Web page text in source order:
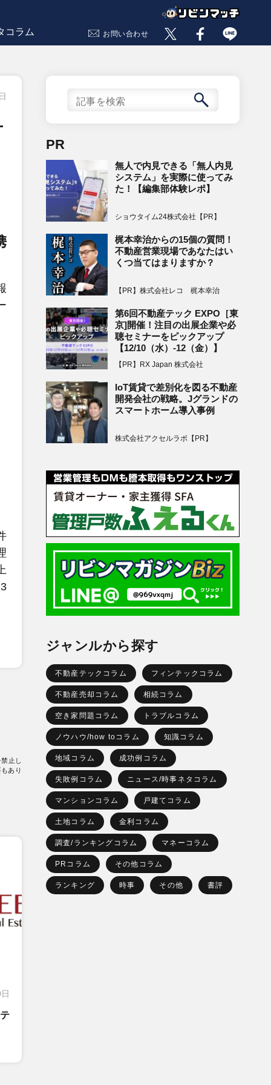
コラム お問い合わせ
止し
あり
PR
無人で内見できる「無人内見
システム」を実際に使ってみ
た！【編集部体験レポ】
ショウタイム24株式会社【PR】
梶本幸治からの15個の質問！
不動産営業現場であなたはい
くつ当てはまりますか？
【PR】株式会社レコ 梶本幸治
第6回不動産テック EXPO［東
京]開催！注目の出展企業や必
聴セミナーをピックアップ
【12/10（水）-12（金）】
【PR】RX Japan 株式会社
IoT賃貸で差別化を図る不動産
開発会社の戦略。Jグランドの
スマートホーム導入事例
株式会社アクセルラボ【PR】
ジャンルから探す
不動産テックコラム フィンテックコラム
不動産売却コラム 相続コラム
空き家問題コラム トラブルコラム
ノウハウ/how toコラム 知識コラム
地域コラム 成功例コラム
失敗例コラム ニュース/時事ネタコラム
マンションコラム 戸建てコラム
土地コラム 金利コラム
調査/ランキングコラム マネーコラム
PRコラム その他コラム
ランキング 時事 その他 書評